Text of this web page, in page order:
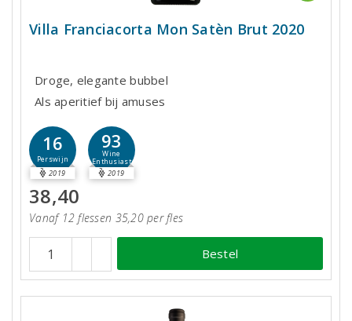
Villa Franciacorta Mon Satèn Brut 2020
Droge, elegante bubbel
Als aperitief bij amuses
16
Perswijn
2019
93
Wine
Enthusiast
2019
38,40
Vanaf 12 flessen 35,20 per fles
Bestel